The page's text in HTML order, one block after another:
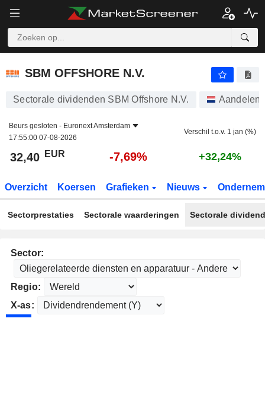
SBM OFFSHORE N.V.
SBM OFFSHORE N.V.
Sectorale dividenden SBM Offshore N.V. Aandelen
Beurs gesloten - Euronext Amsterdam
17:55:00 07-08-2026
Verschil t.o.v. 1 jan (%)
32,40 EUR -7,69% +32,24%
Overzicht Koersen Grafieken Nieuws
Sectorprestaties Sectorale waarderingen Sectorale
Sector:
Regio:
X-as: